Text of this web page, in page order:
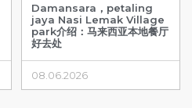
Damansara，petaling
jaya Nasi Lemak Village
park介绍：马来西亚本地餐厅
好去处
08.06.2026